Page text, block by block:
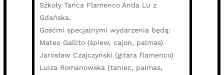
Szkoły Tańca Flamenco Anda Lu z
Gdańska.
Gośćmi specjalnymi wydarzenia będą:
Mateo Gallito (śpiew, cajon, palmas)
Jarosław Czajczyński (gitara flamenco)
Luiza Romanowska (taniec, palmas,